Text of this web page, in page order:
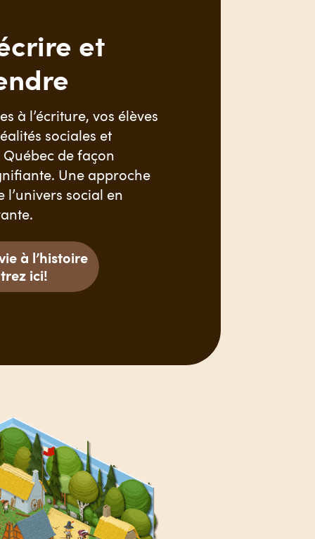
et
à l’écriture, vos élèves
sociales et
de façon
Une approche
social en
à l’histoire
ici!